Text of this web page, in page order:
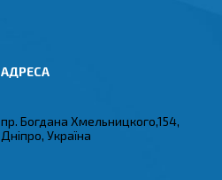
пр. Богдана Хмельницкого,154,
Дніпро, Україна